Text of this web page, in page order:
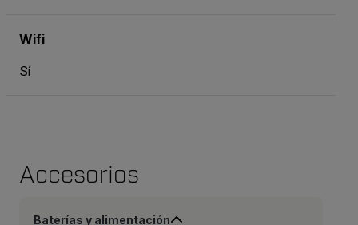
Wifi
Sí
Accesorios
Baterías y alimentación